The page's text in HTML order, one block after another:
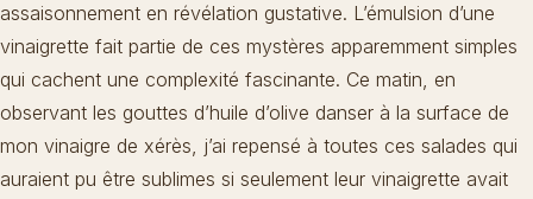
assaisonnement en révélation gustative. L’émulsion d’une
vinaigrette fait partie de ces mystères apparemment simples
qui cachent une complexité fascinante. Ce matin, en
observant les gouttes d’huile d’olive danser à la surface de
mon vinaigre de xérès, j’ai repensé à toutes ces salades qui
auraient pu être sublimes si seulement leur vinaigrette avait